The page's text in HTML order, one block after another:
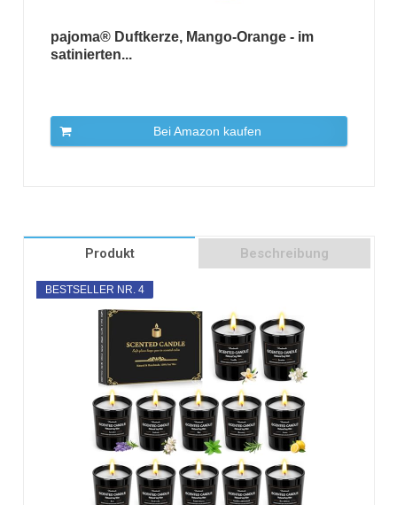
pajoma® Duftkerze, Mango-Orange - im
satinierten...
Bei Amazon kaufen
Produkt Beschreibung
BESTSELLER NR. 4